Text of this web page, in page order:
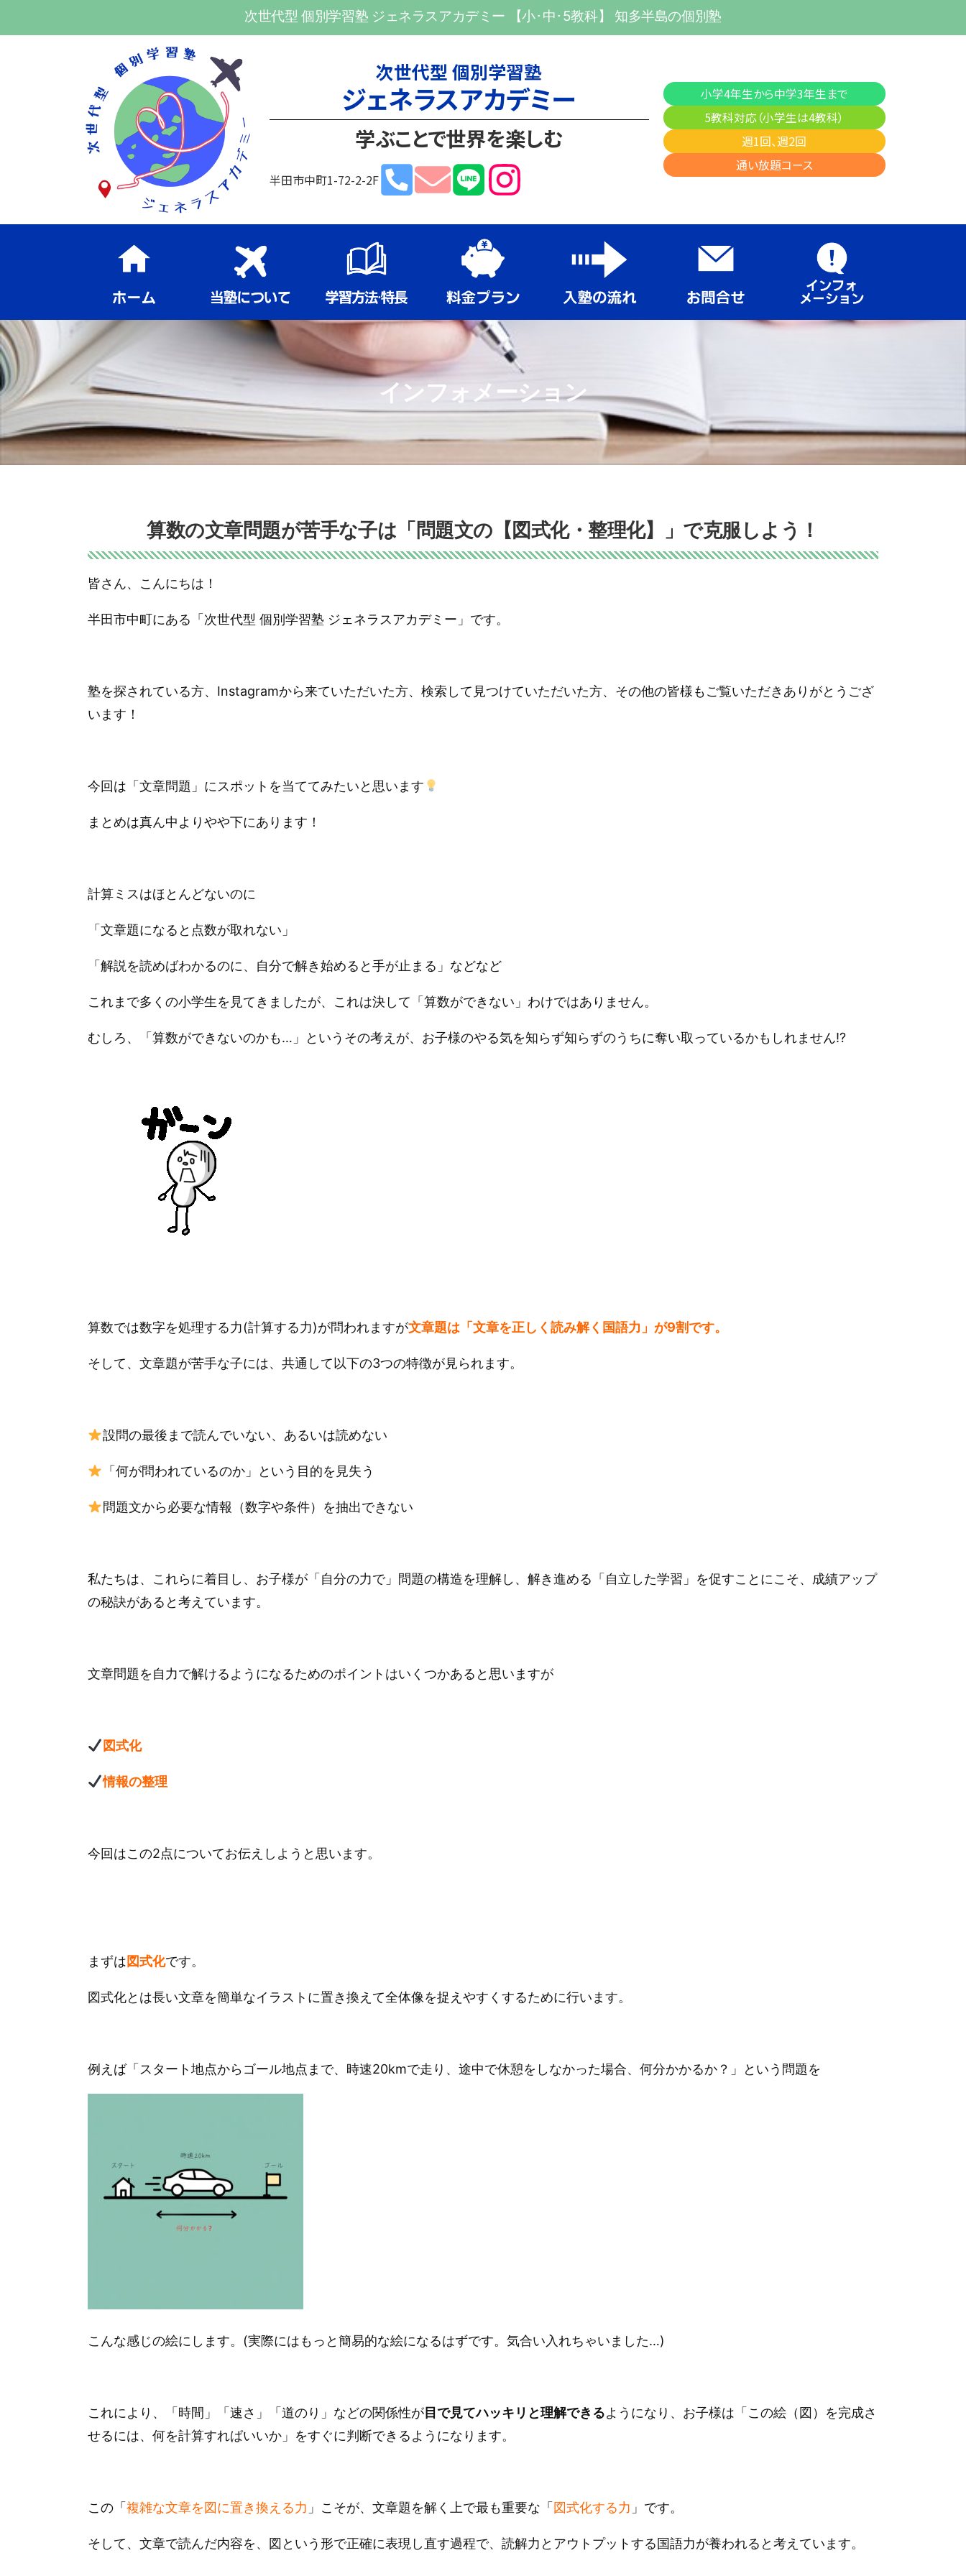
次世代型 個別学習塾 ジェネラスアカデミー 【小･中･5教科】 知多半島の個別塾
次世代型 個別学習塾
ジェネラスアカデミー
学ぶことで世界を楽しむ
半田市中町1-72-2-2F
小学4年生から中学3年生まで
5教科対応（小学生は4教科）
週1回、週2回
通い放題コース
インフォメーション
算数の文章問題が苦手な子は「問題文の【図式化・整理化】」で克服しよう！
皆さん、こんにちは！
半田市中町にある「次世代型 個別学習塾 ジェネラスアカデミー」です。
塾を探されている方、Instagramから来ていただいた方、検索して見つけていただいた方、その他の皆様もご覧いただきありがとうござ
います！
今回は「文章問題」にスポットを当ててみたいと思います
まとめは真ん中よりやや下にあります！
計算ミスはほとんどないのに
「文章題になると点数が取れない」
「解説を読めばわかるのに、自分で解き始めると手が止まる」などなど
これまで多くの小学生を見てきましたが、これは決して「算数ができない」わけではありません。
むしろ、「算数ができないのかも…」というその考えが、お子様のやる気を知らず知らずのうちに奪い取っているかもしれません!?
算数では数字を処理する力(計算する力)が問われますが文章題は「文章を正しく読み解く国語力」が9割です。
そして、文章題が苦手な子には、共通して以下の3つの特徴が見られます。
設問の最後まで読んでいない、あるいは読めない
「何が問われているのか」という目的を見失う
問題文から必要な情報（数字や条件）を抽出できない
私たちは、これらに着目し、お子様が「自分の力で」問題の構造を理解し、解き進める「自立した学習」を促すことにこそ、成績アップ
の秘訣があると考えています。
文章問題を自力で解けるようになるためのポイントはいくつかあると思いますが
図式化
情報の整理
今回はこの2点についてお伝えしようと思います。
まずは図式化です。
図式化とは長い文章を簡単なイラストに置き換えて全体像を捉えやすくするために行います。
例えば「スタート地点からゴール地点まで、時速20kmで走り、途中で休憩をしなかった場合、何分かかるか？」という問題を
こんな感じの絵にします。(実際にはもっと簡易的な絵になるはずです。気合い入れちゃいました…)
これにより、「時間」「速さ」「道のり」などの関係性が目で見てハッキリと理解できるようになり、お子様は「この絵（図）を完成さ
せるには、何を計算すればいいか」をすぐに判断できるようになります。
この「 複雑な文章を図に置き換える力 」こそが、文章題を解く上で最も重要な「 図式化する力 」です。
そして、文章で読んだ内容を、図という形で正確に表現し直す過程で、読解力とアウトプットする国語力が養われると考えています。